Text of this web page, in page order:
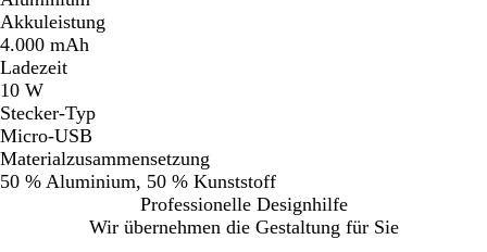
Akkuleistung
4.000 mAh
Ladezeit
10 W
Stecker-Typ
Micro-USB
Materialzusammensetzung
50 % Aluminium, 50 % Kunststoff
Professionelle Designhilfe
Wir übernehmen die Gestaltung für Sie